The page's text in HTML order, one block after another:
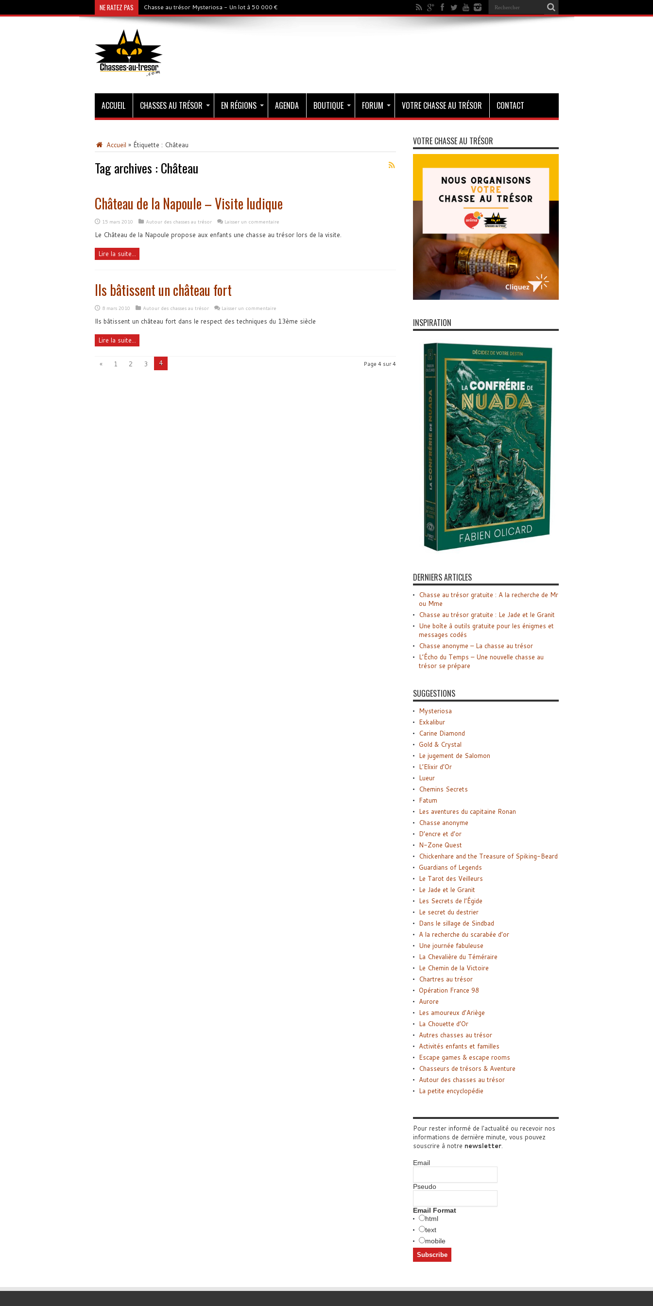
NE RATEZ PAS Chasse au trésor Mysteriosa - Un lot à 50 000 €
ACCUEIL CHASSES AU TRÉSOR EN RÉGIONS AGENDA BOUTIQUE FORUM VOTRE CHASSE AU TRÉSOR CONTACT
Accueil » Étiquette : Château
Tag archives : Château
Château de la Napoule – Visite ludique
15 mars 2010 Autour des chasses au trésor Laisser un commentaire
Le Château de la Napoule propose aux enfants une chasse au trésor lors de la visite.
Lire la suite...
Ils bâtissent un château fort
8 mars 2010 Autour des chasses au trésor Laisser un commentaire
Ils bâtissent un château fort dans le respect des techniques du 13ème siècle
Lire la suite...
Page 4 sur 4
« 1 2 3 4
VOTRE CHASSE AU TRÉSOR
INSPIRATION
DERNIERS ARTICLES
Chasse au trésor gratuite : A la recherche de Mr
ou Mme
Chasse au trésor gratuite : Le Jade et le Granit
Une boîte à outils gratuite pour les énigmes et
messages codés
Chasse anonyme – La chasse au trésor
L’Écho du Temps – Une nouvelle chasse au
trésor se prépare
SUGGESTIONS
Mysteriosa
Exkalibur
Carine Diamond
Gold & Crystal
Le jugement de Salomon
L’Elixir d’Or
Lueur
Chemins Secrets
Fatum
Les aventures du capitaine Ronan
Chasse anonyme
D’encre et d’or
N-Zone Quest
Chickenhare and the Treasure of Spiking-Beard
Guardians of Legends
Le Tarot des Veilleurs
Le Jade et le Granit
Les Secrets de l’Égide
Le secret du destrier
Dans le sillage de Sindbad
A la recherche du scarabée d’or
Une journée fabuleuse
La Chevalière du Téméraire
Le Chemin de la Victoire
Chartres au trésor
Opération France 98
Aurore
Les amoureux d’Ariège
La Chouette d’Or
Autres chasses au trésor
Activités enfants et familles
Escape games & escape rooms
Chasseurs de trésors & Aventure
Autour des chasses au trésor
La petite encyclopédie
Pour rester informé de l'actualité ou recevoir nos
informations de dernière minute, vous pouvez
souscrire à notre newsletter.
Email
Pseudo
Email Format
html
text
mobile